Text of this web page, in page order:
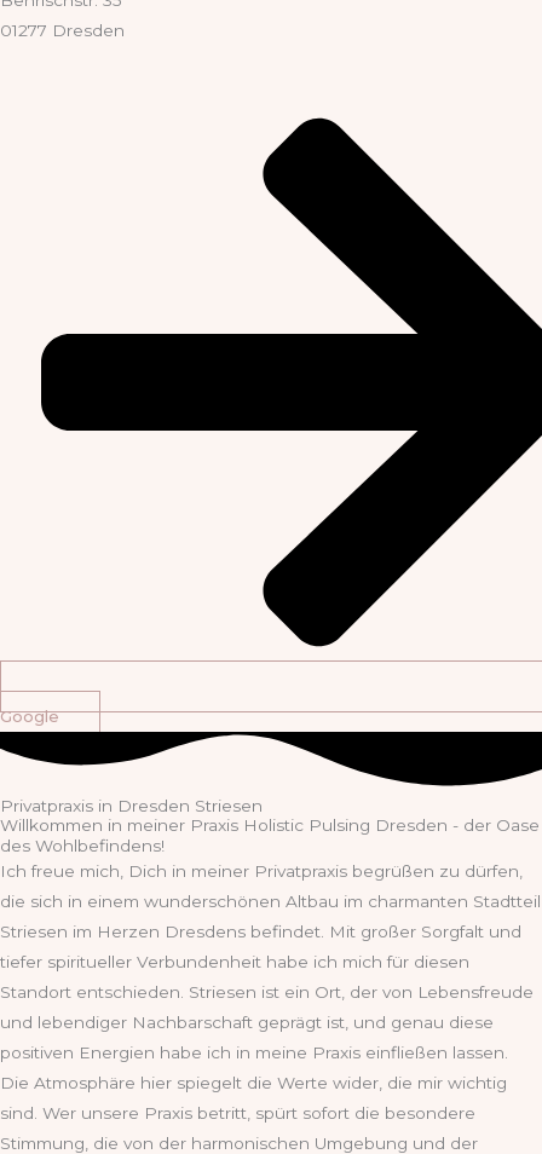
01277 Dresden
Google
Privatpraxis in Dresden Striesen
Willkommen in meiner Praxis Holistic Pulsing Dresden - der Oase
des Wohlbefindens!
Ich freue mich, Dich in meiner Privatpraxis begrüßen zu dürfen,
die sich in einem wunderschönen Altbau im charmanten Stadtteil
Striesen im Herzen Dresdens befindet. Mit großer Sorgfalt und
tiefer spiritueller Verbundenheit habe ich mich für diesen
Standort entschieden. Striesen ist ein Ort, der von Lebensfreude
und lebendiger Nachbarschaft geprägt ist, und genau diese
positiven Energien habe ich in meine Praxis einfließen lassen.
Die Atmosphäre hier spiegelt die Werte wider, die mir wichtig
sind. Wer unsere Praxis betritt, spürt sofort die besondere
Stimmung, die von der harmonischen Umgebung und der